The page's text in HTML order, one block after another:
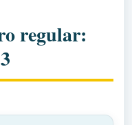
regular: